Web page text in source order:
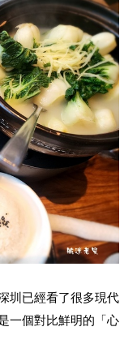
圳已經看了很多現代
一個對比鮮明的「心